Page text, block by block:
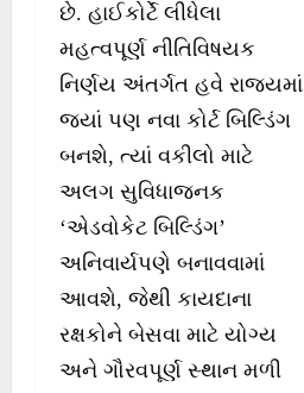
છે. હાઈકોર્ટે લીધેલા
મહત્વપૂર્ણ નીતિવિષયક
નિર્ણય અંતર્ગત હવે રાજ્યમાં
જ્યાં પણ નવા કોર્ટ બિલ્ડિંગ
બનશે, ત્યાં વકીલો માટે
અલગ સુવિધાજનક
‘એડવોકેટ બિલ્ડિંગ’
અનિવાર્યપણે બનાવવામાં
આવશે, જેથી કાયદાના
રક્ષકોને બેસવા માટે યોગ્ય
અને ગૌરવપૂર્ણ સ્થાન મળી